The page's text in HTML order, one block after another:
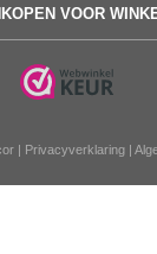
VOOR
| Privacyverklaring |